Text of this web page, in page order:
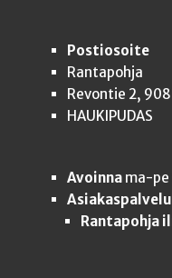
Postiosoite
Rantapohja
Revontie 2,
HAUKIPUDAS
Avoinnama-pe
Asiakaspalvelu
Rantapohja